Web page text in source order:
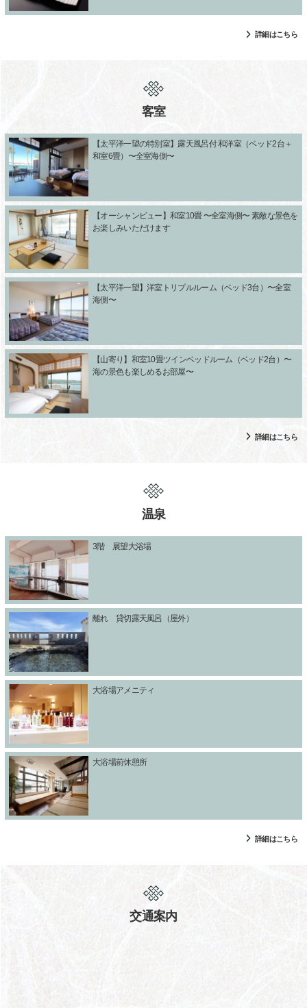
詳細はこちら
客室
【太平洋一望の特別室】露天風呂付 和洋室（ベッド2台＋
和室6畳）〜全室海側〜
【オーシャンビュー】和室10畳 〜全室海側〜 素敵な景色を
お楽しみいただけます
【太平洋一望】洋室トリプルルーム（ベッド3台）〜全室
海側〜
【山寄り】和室10畳ツインベッドルーム（ベッド2台）〜
海の景色も楽しめるお部屋〜
詳細はこちら
温泉
3階 展望大浴場
離れ 貸切露天風呂（屋外）
大浴場アメニティ
大浴場前休憩所
詳細はこちら
交通案内